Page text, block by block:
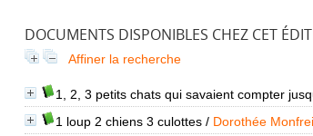
DOCUMENTS DISPONIBLES CHEZ CET
Affiner la recherche
1, 2, 3 petits chats qui savaient compter
1 loup 2 chiens 3 culottes/ Dorothée